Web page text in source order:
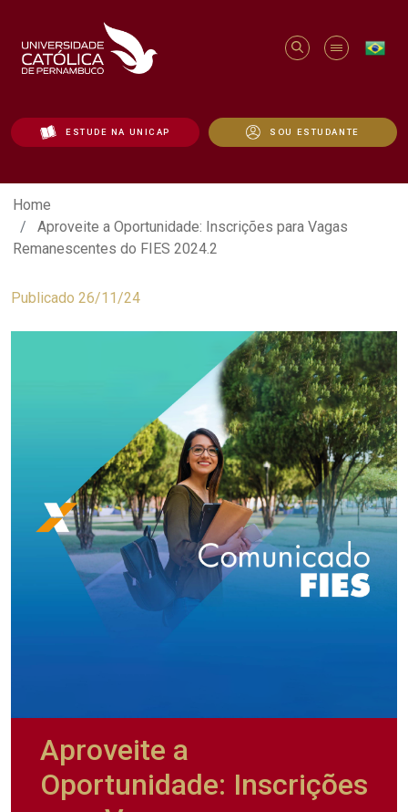
ESTUDE NA UNICAP SOU ESTUDANTE
Aproveite a Oportunidade: Inscrições
Home
Aproveite a Oportunidade: Inscrições para Vagas
Remanescentes do FIES 2024.2
Publicado 26/11/24
Aproveite a
Oportunidade: Inscrições